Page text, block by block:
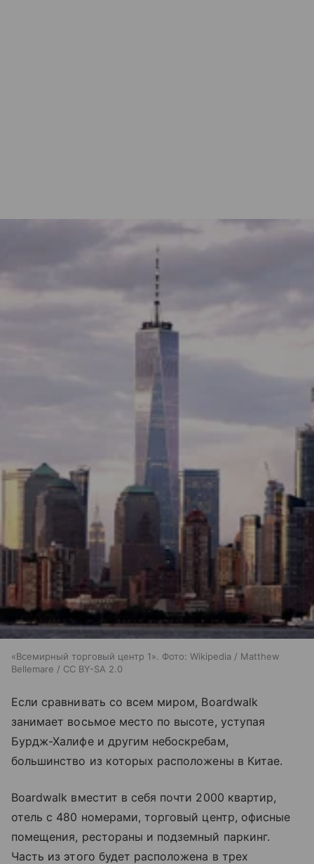
«Всемирный торговый центр 1». Фото: Wikipedia / Matthew
Bellemare / CC BY-SA 2.0
Если сравнивать со всем миром, Boardwalk
занимает восьмое место по высоте, уступая
Бурдж-Халифе и другим небоскребам,
большинство из которых расположены в Китае.
Boardwalk вместит в себя почти 2000 квартир,
отель с 480 номерами, торговый центр, офисные
помещения, рестораны и подземный паркинг.
Часть из этого будет расположена в трех